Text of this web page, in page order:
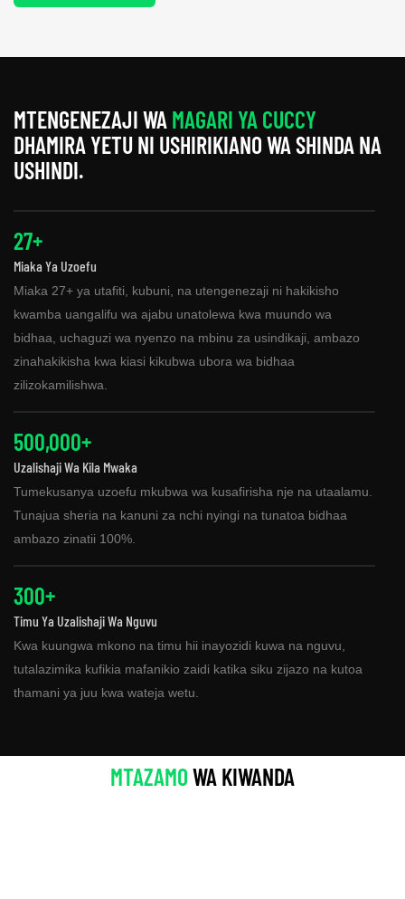
MTENGENEZAJI WA MAGARI YA CUCCY
DHAMIRA YETU NI USHIRIKIANO WA SHINDA NA
USHINDI.
27+
Miaka Ya Uzoefu
Miaka 27+ ya utafiti, kubuni, na utengenezaji ni hakikisho
kwamba uangalifu wa ajabu unatolewa kwa muundo wa
bidhaa, uchaguzi wa nyenzo na mbinu za usindikaji, ambazo
zinahakikisha kwa kiasi kikubwa ubora wa bidhaa
zilizokamilishwa.
500,000+
Uzalishaji Wa Kila Mwaka
Tumekusanya uzoefu mkubwa wa kusafirisha nje na utaalamu.
Tunajua sheria na kanuni za nchi nyingi na tunatoa bidhaa
ambazo zinatii 100%.
300+
Timu Ya Uzalishaji Wa Nguvu
Kwa kuungwa mkono na timu hii inayozidi kuwa na nguvu,
tutalazimika kufikia mafanikio zaidi katika siku zijazo na kutoa
thamani ya juu kwa wateja wetu.
MTAZAMOWA KIWANDA